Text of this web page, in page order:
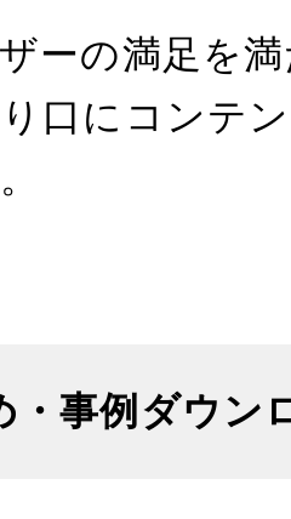
ーの満足を
口にコンテ
・事例ダウン